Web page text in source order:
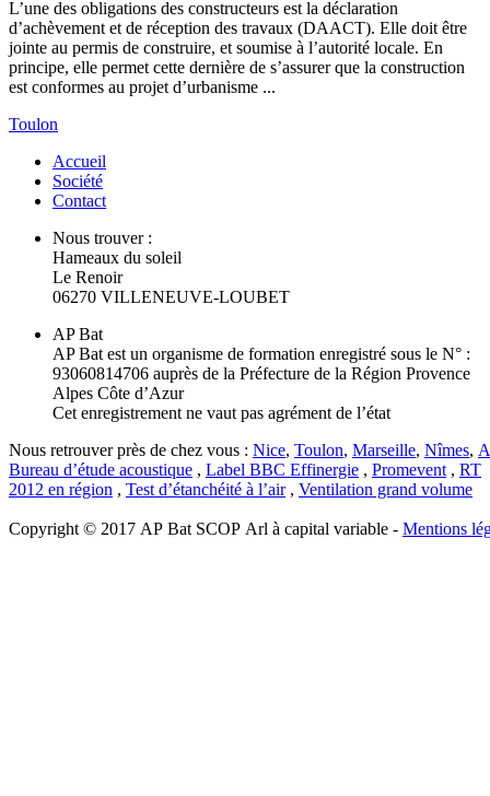
L’une des obligations des constructeurs est la déclaration
d’achèvement et de réception des travaux (DAACT). Elle doit être
jointe au permis de construire, et soumise à l’autorité locale. En
principe, elle permet cette dernière de s’assurer que la construction
est conformes au projet d’urbanisme ...
Toulon
Accueil
Société
Contact
Nous trouver :
Hameaux du soleil
Le Renoir
06270 VILLENEUVE-LOUBET
AP Bat
AP Bat est un organisme de formation enregistré sous le N° :
93060814706 auprès de la Préfecture de la Région Provence
Alpes Côte d’Azur
Cet enregistrement ne vaut pas agrément de l’état
Nous retrouver près de chez vous : Nice, Toulon, Marseille, Nîmes,
Bureau d’étude acoustique , Label BBC Effinergie , Promevent , RT
2012 en région , Test d’étanchéité à l’air, Ventilation grand volume
Copyright © 2017 AP Bat SCOP Arl à capital variable - Mentions